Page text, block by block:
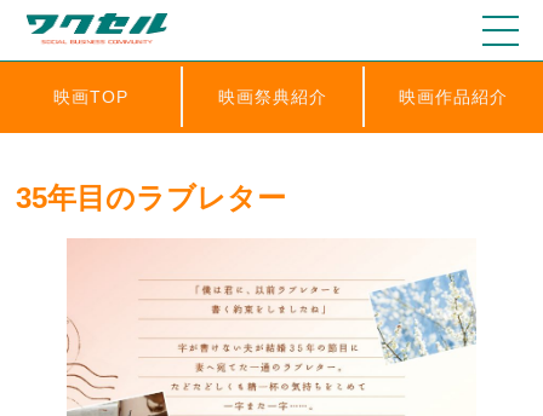
映画TOP 映画祭典紹介 映画作品紹介
35年目のラブレター